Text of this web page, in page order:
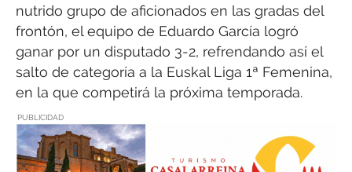
nutrido grupo de aficionados en las gradas del
frontón, el equipo de Eduardo García logró
ganar por un disputado 3-2, refrendando así el
salto de categoría a la Euskal Liga 1ª Femenina,
en la que competirá la próxima temporada.
PUBLICIDAD